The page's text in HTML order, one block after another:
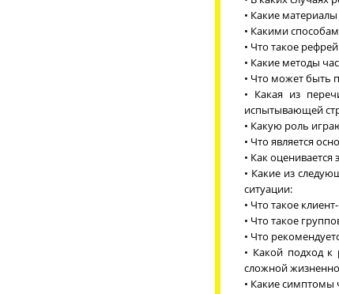
• Какие
• Какими
• Что такое
• Какие методы
• Что может быть
• Какая из
испытывающей
• Какую роль
• Что является
• Как
• Какие из
ситуации:
• Что такое
• Что такое
• Что
• Какой подход к
сложной
• Какие симптомы